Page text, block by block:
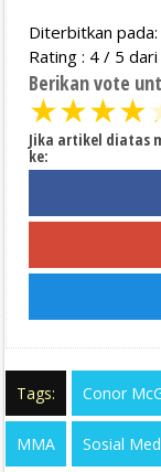
Diterbitkan
Rating : 4 / 5 dari
Berikan vote
★★★★
Jika artikel diatas
ke:
Tags: Conor
MMA Sosial